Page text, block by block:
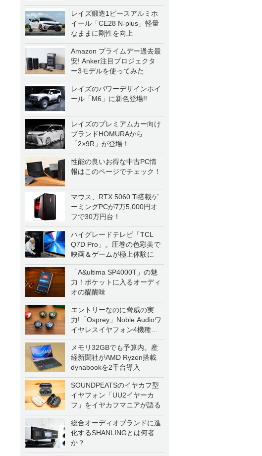
レイズ鍛造1ピースアルミホ
イール「CE28 N-plus」軽量
なままに剛性を向上
Amazon プライムデー過去最
安! Anker注目プロジェクタ
ー3モデルを使ってみた
レイズのパワーデザインホイ
ール「M6」に新色登場!!
レイズのプレミアムカー向け
ブランドHOMURAから
「2×9R」が登場！
性能の良いお得な中古PC情
報はこのページでチェック！
マウス、RTX 5060 Ti搭載ゲ
ーミングPCが7万5,000円オ
フで30万円台！
ハイグレードテレビ「TCL
Q7D Pro」。圧巻の色彩美で
映画＆ゲームが極上体験に
「A&ultima SP4000T」の魅
力！ポケットに入るオーディ
オの醍醐味
エントリーなのに脅威の実
力!「Osprey」Noble Audioワ
イヤレスイヤフォン4機種を
一気に聴く
メモリ32GBでも予算内。産
経新聞社がAMD Ryzen搭載
dynabookを2千台導入
SOUNDPEATSのイヤカフ型
イヤフォン「UU2イヤーカ
フ」をイヤカフマニアが語る
総合オーディオブランドに進
化するSHANLINGとは何者
か？